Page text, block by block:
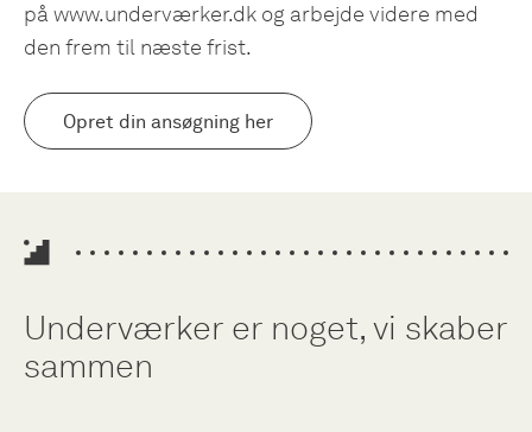
på www.underværker.dk og arbejde videre med
den frem til næste frist.
Opret din ansøgning her
Underværker er noget, vi skaber
sammen